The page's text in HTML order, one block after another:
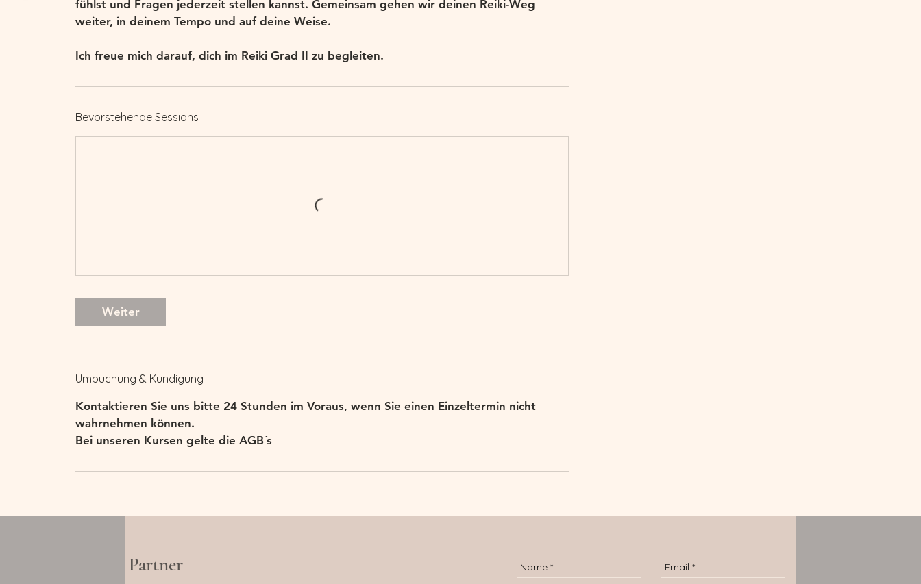
fühlst und Fragen jederzeit stellen kannst. Gemeinsam gehen wir deinen Reiki-Weg
weiter, in deinem Tempo und auf deine Weise.
Ich freue mich darauf, dich im Reiki Grad II zu begleiten.
Bevorstehende Sessions
Weiter
Umbuchung & Kündigung
Kontaktieren Sie uns bitte 24 Stunden im Voraus, wenn Sie einen Einzeltermin nicht
wahrnehmen können.
Bei unseren Kursen gelte die AGB´s
Partner